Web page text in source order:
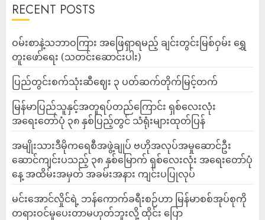
RECENT POSTS
ဝမ်းစာနဲ့သဘာဝကြား အဖြေရှာရမည့် ချင်းတွင်းမြစ်ဝှမ်း ရွှေ
တူးဖော်ရေး (သတင်းဆောင်းပါး)
ပြည်တွင်းစက်သုံးဆီဈေး ၃ ပတ်ဆက်တိုက်မြင့်တက်
မြန်မာပြည်သူနှင့်အတူရပ်တည်ကြောင်း ရှစ်လေးလုံး
အရေးတော်ပုံ ၃၈ နှစ်ပြည့်တွင် သံရုံးများထုတ်ပြန်
အမျိုးသားဒီမိုကရေစီအဖွဲ့ချုပ် ဗဟိုအလုပ်အမှုဆောင်ဦး
ဆောင်ကျင်းပသည့် ၃၈ နှစ်မြောက် ရှစ်လေးလုံး အရေးတော်ပုံ
နေ့ အထိမ်းအမှတ် အခမ်းအနား ကျင်းပပြုလုပ်
မင်းအောင်လှိုင်ရဲ့ ဘန်ကောက်ခရီးစဉ်ဟာ မြန်မာစစ်အုပ်စုကို
တရားဝင်မှုပေးတာမဟုတ်ဘူးလို့ ထိုင်း ပြော